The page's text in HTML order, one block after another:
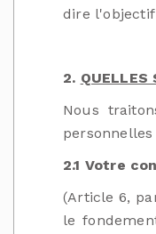
dire
2. QUELLES
Nous
2.1 Votre
(Article 6,
le